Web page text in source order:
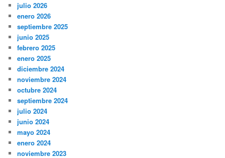
julio 2026
enero 2026
septiembre 2025
junio 2025
febrero 2025
enero 2025
diciembre 2024
noviembre 2024
octubre 2024
septiembre 2024
julio 2024
junio 2024
mayo 2024
enero 2024
noviembre 2023